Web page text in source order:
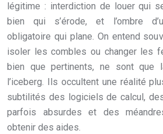
légitime : interdiction de louer qui
bien qui s’érode, et l’ombre
obligatoire qui plane. On entend
isoler les combles ou changer les
bien que pertinents, ne sont que
l’iceberg. Ils occultent une réalité
subtilités des logiciels de calcul,
parfois absurdes et des
obtenir des aides.